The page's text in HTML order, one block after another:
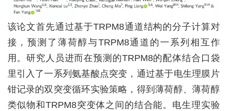
该论文首先通过基于TRPM8通道结构的分子计算对
接，预测了薄荷醇与TRPM8通道的一系列相互作
用。研究人员进而在预测的TRPM8的配体结合口袋
里引入了一系列氨基酸点突变，通过基于电生理膜片
钳记录的双突变循环实验策略，得到薄荷醇、薄荷醇
类似物和TRPM8突变体之间的结合能。电生理实验